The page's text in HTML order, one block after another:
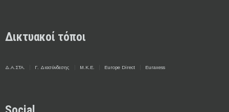
Δικτυακοί τόποι
Δ.Α.ΣΤΑ. Γ. Διασύνδεσης Μ.Κ.Ε. Europe Direct Euraxess